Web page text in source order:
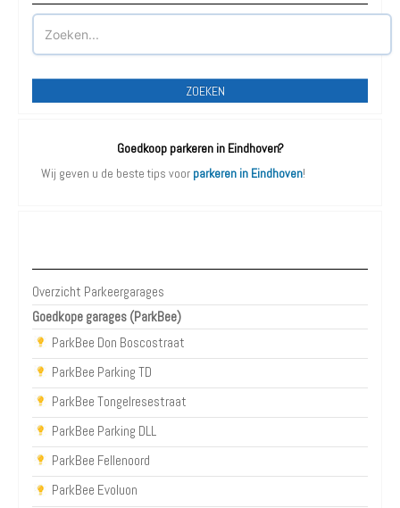
ZOEKEN
Goedkoop parkeren in Eindhoven?
Wij geven u de beste tips voor parkeren in Eindhoven!
Overzicht Parkeergarages
Goedkope garages (ParkBee)
ParkBee Don Boscostraat
ParkBee Parking TD
ParkBee Tongelresestraat
ParkBee Parking DLL
ParkBee Fellenoord
ParkBee Evoluon